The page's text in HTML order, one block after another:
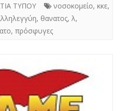
ΤΥΠΟΥ νοσοκομείο, κκε,
, θανατος, λ,
, πρόσφυγες